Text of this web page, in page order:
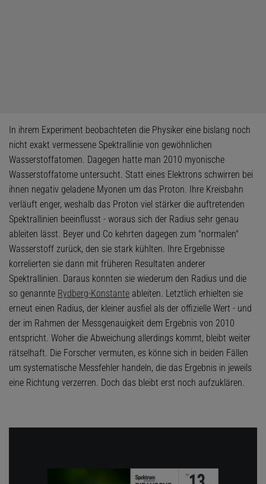
In ihrem Experiment beobachteten die Physiker eine bislang noch
nicht exakt vermessene Spektrallinie von gewöhnlichen
Wasserstoffatomen. Dagegen hatte man 2010 myonische
Wasserstoffatome untersucht. Statt eines Elektrons schwirren bei
ihnen negativ geladene Myonen um das Proton. Ihre Kreisbahn
verläuft enger, weshalb das Proton viel stärker die auftretenden
Spektrallinien beeinflusst - woraus sich der Radius sehr genau
ableiten lässt. Beyer und Co kehrten dagegen zum "normalen"
Wasserstoff zurück, den sie stark kühlten. Ihre Ergebnisse
korrelierten sie dann mit früheren Resultaten anderer
Spektrallinien. Daraus konnten sie wiederum den Radius und die
so genannte Rydberg-Konstante ableiten. Letztlich erhielten sie
erneut einen Radius, der kleiner ausfiel als der offizielle Wert - und
der im Rahmen der Messgenauigkeit dem Ergebnis von 2010
entspricht. Woher die Abweichung allerdings kommt, bleibt weiter
rätselhaft. Die Forscher vermuten, es könne sich in beiden Fällen
um systematische Messfehler handeln, die das Ergebnis in jeweils
eine Richtung verzerren. Doch das bleibt erst noch aufzuklären.